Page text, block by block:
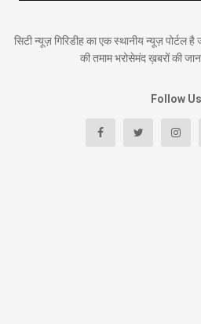
सिटी न्यूज़ गिरिडीह का एक स्थानीय न्यूज़ पोर्टल
की तमाम भरोसेमंद ख़बरों की
Follow Us